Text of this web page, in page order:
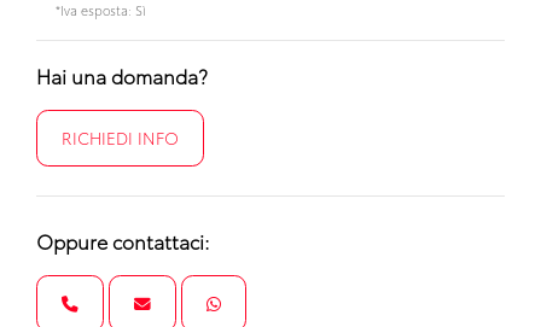
*Iva esposta: Sì
Hai una domanda?
RICHIEDI INFO
Oppure contattaci: